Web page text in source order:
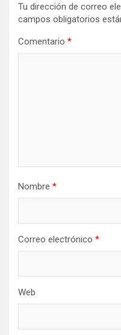
Tu dirección de correo
campos obligatorios
Comentario *
Nombre *
Correo electrónico *
Web